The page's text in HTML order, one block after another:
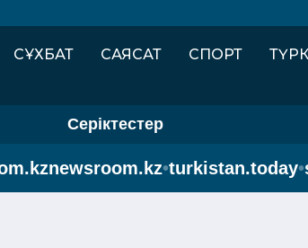
СҰХБАТ САЯСАТ СПОРТ
Серіктестер
newsroom.kz•turkistan.today•